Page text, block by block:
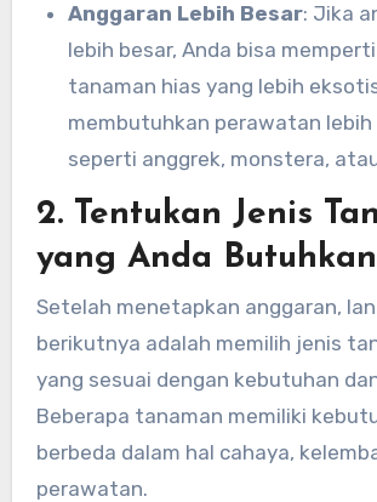
Anggaran Lebih Besar: Jika
lebih besar, Anda bisa
tanaman hias yang lebih
membutuhkan perawatan
seperti anggrek, monstera,
2. Tentukan Jenis
yang Anda Butuhkan
Setelah menetapkan anggaran,
berikutnya adalah memilih jenis
yang sesuai dengan kebutuhan
Beberapa tanaman memiliki
berbeda dalam hal cahaya,
perawatan.